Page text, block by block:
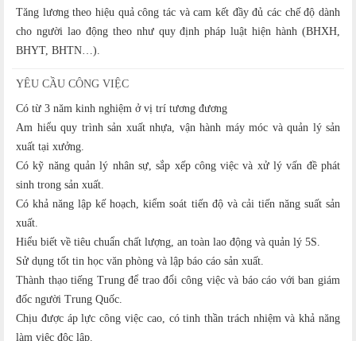
Tăng lương theo hiệu quả công tác và cam kết đầy đủ các chế độ dành
cho người lao động theo như quy định pháp luật hiện hành (BHXH,
BHYT, BHTN…).
YÊU CẦU CÔNG VIỆC
Có từ 3 năm kinh nghiệm ở vị trí tương đương
Am hiểu quy trình sản xuất nhựa, vận hành máy móc và quản lý sản
xuất tại xưởng.
Có kỹ năng quản lý nhân sự, sắp xếp công việc và xử lý vấn đề phát
sinh trong sản xuất.
Có khả năng lập kế hoạch, kiểm soát tiến độ và cải tiến năng suất sản
xuất.
Hiểu biết về tiêu chuẩn chất lượng, an toàn lao động và quản lý 5S.
Sử dụng tốt tin học văn phòng và lập báo cáo sản xuất.
Thành thạo tiếng Trung để trao đổi công việc và báo cáo với ban giám
đốc người Trung Quốc.
Chịu được áp lực công việc cao, có tinh thần trách nhiệm và khả năng
làm việc độc lập.